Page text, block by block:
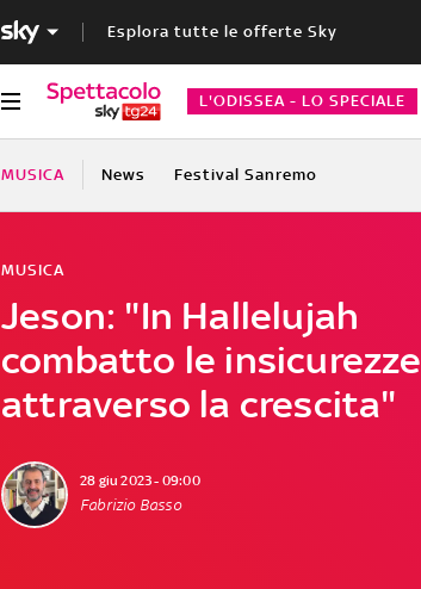
Esplora tutte le offerte Sky
L'ODISSEA - LO SPECIALE
MUSICA News Festival Sanremo
Jeson: "In Hallelujah
combatto le insicurezze
attraverso la crescita"
MUSICA
28 giu 2023 - 09:00
Fabrizio Basso